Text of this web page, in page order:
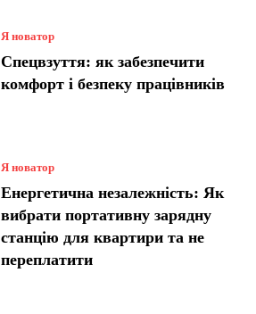
Я новатор
Спецвзуття: як забезпечити
комфорт і безпеку працівників
Я новатор
Енергетична незалежність: Як
вибрати портативну зарядну
станцію для квартири та не
переплатити